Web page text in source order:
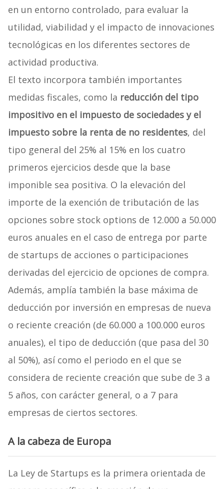
en un entorno controlado, para evaluar la
utilidad, viabilidad y el impacto de innovaciones
tecnológicas en los diferentes sectores de
actividad productiva.
El texto incorpora también importantes
medidas fiscales, como la reducción del tipo
impositivo en el impuesto de sociedades y el
impuesto sobre la renta de no residentes, del
tipo general del 25% al 15% en los cuatro
primeros ejercicios desde que la base
imponible sea positiva. O la elevación del
importe de la exención de tributación de las
opciones sobre stock options de 12.000 a 50.000
euros anuales en el caso de entrega por parte
de startups de acciones o participaciones
derivadas del ejercicio de opciones de compra.
Además, amplía también la base máxima de
deducción por inversión en empresas de nueva
o reciente creación (de 60.000 a 100.000 euros
anuales), el tipo de deducción (que pasa del 30
al 50%), así como el periodo en el que se
considera de reciente creación que sube de 3 a
5 años, con carácter general, o a 7 para
empresas de ciertos sectores.
A la cabeza de Europa
La Ley de Startups es la primera orientada de